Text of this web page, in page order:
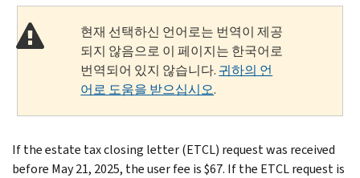
현재 선택하신 언어로는 번역이 제공
되지 않음으로 이 페이지는 한국어로
번역되어 있지 않습니다. 귀하의 언
어로 도움을 받으십시오.
If the estate tax closing letter (ETCL) request was received
before May 21, 2025, the user fee is $67. If the ETCL request is